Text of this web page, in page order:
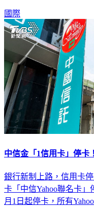
國際
中信金「1信用卡」停
銀行新制上路，信用卡
卡「中信Yahoo聯名卡
月1日起停卡，所有